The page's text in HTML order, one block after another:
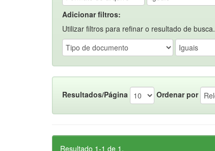
Adicionar filtros:
Utilizar filtros para refinar o resultado de busca.
Resultados/Página Ordenar por
Resultado 1-1 de 1.